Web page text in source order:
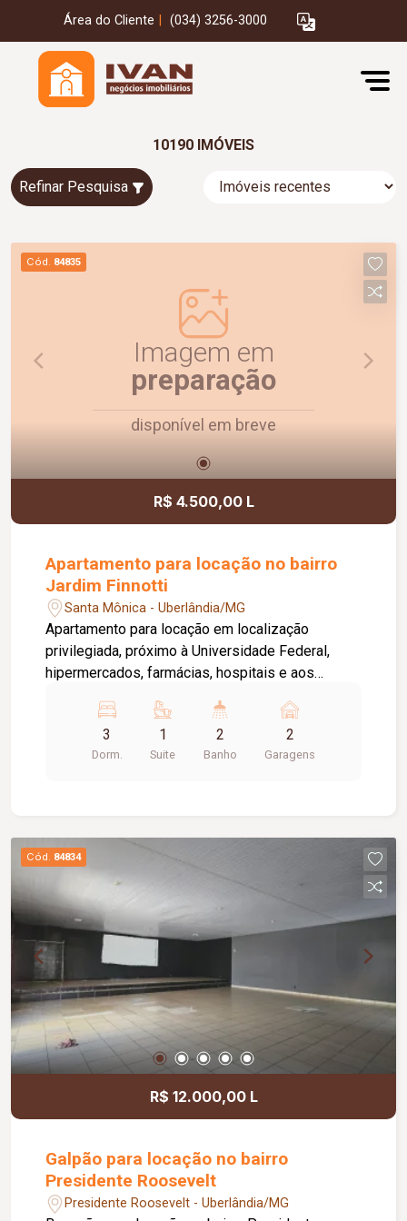
Área do Cliente (034) 3256-3000
10190 IMÓVEIS
Refinar Pesquisa
Cód. 84835
Imagem em
preparação
disponível em breve
R$ 4.500,00 L
Apartamento para locação no bairro
Jardim Finnotti
Santa Mônica - Uberlândia/MG
Apartamento para locação em localização
privilegiada, próximo à Universidade Federal,
hipermercados, farmácias, hospitais e aos
03 quartos, sendo 01 suíte ampla com closet,
oferecendo conforto e praticidade para toda a
família. Possui sala espaçosa com vista livre,
de lazer e confraternização. O apartamento
dispõe ainda de elevador e 02 vagas de
garagem.
3
Dorm.
1
Suite
2
Banho
2
Garagens
Cód. 84834
R$ 12.000,00 L
Galpão para locação no bairro
Presidente Roosevelt
Presidente Roosevelt - Uberlândia/MG